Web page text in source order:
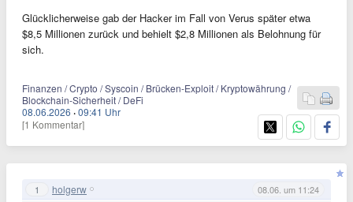
Glücklicherweise gab der Hacker im Fall von Verus später etwa
$8,5 Millionen zurück und behielt $2,8 Millionen als Belohnung für
sich.
Finanzen / Crypto / Syscoin / Brücken-Exploit / Kryptowährung /
Blockchain-Sicherheit / DeFi
08.06.2026 ·09:41 Uhr
[1 Kommentar]
1 holgerw 08.06. um 11:24